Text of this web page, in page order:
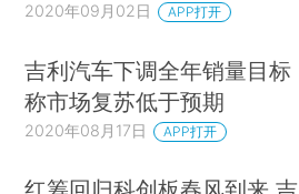
2020年09月02日 APP打开
吉利汽车下调全年销量目标
称市场复苏低于预期
2020年08月17日 APP打开